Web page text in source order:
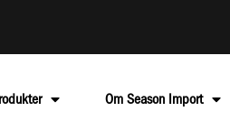
Om Season Import